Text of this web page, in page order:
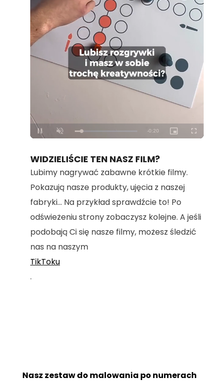
Unmute
100.00%
WIDZIELIŚCIE TEN NASZ FILM?
Lubimy nagrywać zabawne krótkie filmy.
Pokazują nasze produkty, ujęcia z naszej
fabryki... Na przykład sprawdźcie to! Po
odświeżeniu strony zobaczysz kolejne. A jeśli
podobają Ci się nasze filmy, możesz śledzić
nas na naszym
TikToku
.
Nasz zestaw do malowania po numerach